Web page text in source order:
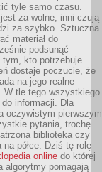
tyle samo czasu.
za wolne, inni czują
za szybko. Sztuczna
materiał do
podsunąć
tym, kto potrzebuje
dostaje poczucie, że
na jego realne
W tle tego wszystkiego
informacji. Dla
oczywistym pierwszym
pytania, trochę
biblioteka czy
półce. Dziś tę rolę
online do której
algorytmy pomagają